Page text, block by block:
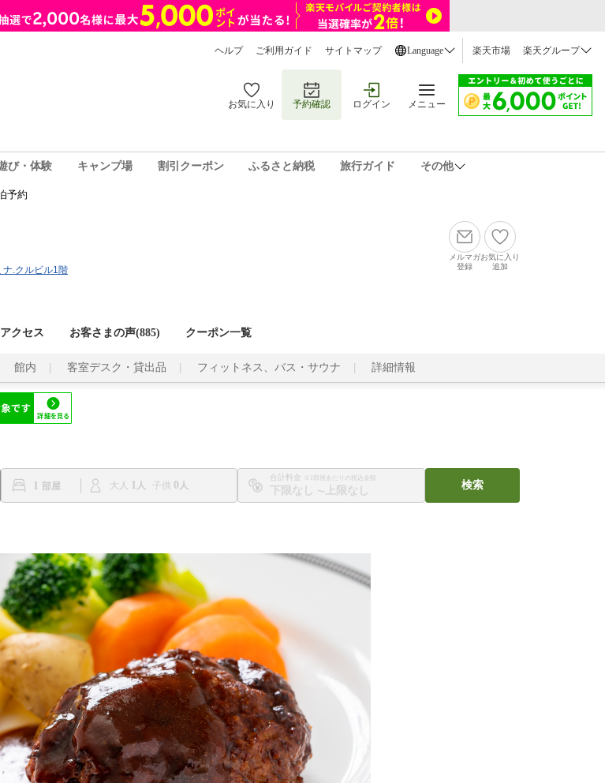
ヘルプ ご利用ガイド サイトマップ Language 楽天市場 楽天グループ
お気に入り 予約確認 ログイン メニュー
び・体験 キャンプ場 割引クーポン ふるさと納税 旅行ガイド その他
予約
.クルビル1階
メルマガ
登録
お気に入り
追加
クセス お客さまの声(885) クーポン一覧
館内 客室デスク・貸出品 フィットネス、バス・サウナ 詳細情報
1 大人 1 子供 0
合計料金 ※1部屋あたりの税込金額
〜
検索